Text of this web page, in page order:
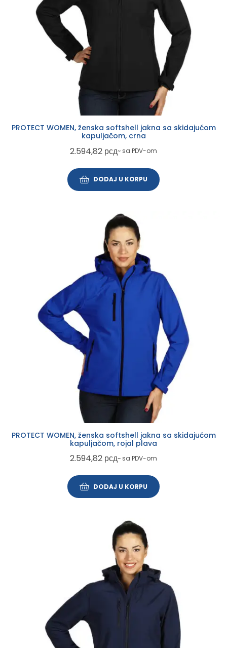
PROTECT WOMEN, ženska softshell jakna sa skidajućom
kapuljačom, crna
2.594,82 рсд~ sa PDV-om
DODAJ U KORPU
PROTECT WOMEN, ženska softshell jakna sa skidajućom
kapuljačom, rojal plava
2.594,82 рсд~ sa PDV-om
DODAJ U KORPU